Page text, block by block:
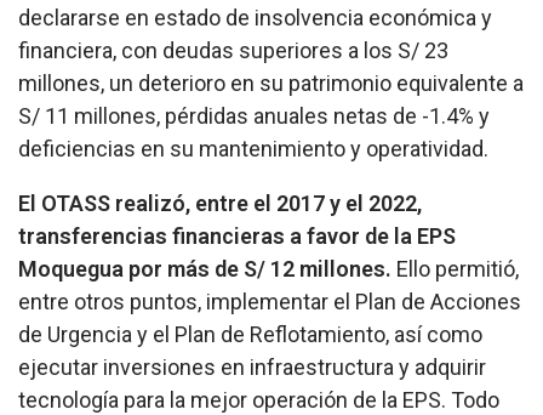
declararse en estado de insolvencia económica y
financiera, con deudas superiores a los S/ 23
millones, un deterioro en su patrimonio equivalente a
S/ 11 millones, pérdidas anuales netas de -1.4% y
deficiencias en su mantenimiento y operatividad.
El OTASS realizó, entre el 2017 y el 2022,
transferencias financieras a favor de la EPS
Moquegua por más de S/ 12 millones. Ello permitió,
entre otros puntos, implementar el Plan de Acciones
de Urgencia y el Plan de Reflotamiento, así como
ejecutar inversiones en infraestructura y adquirir
tecnología para la mejor operación de la EPS. Todo